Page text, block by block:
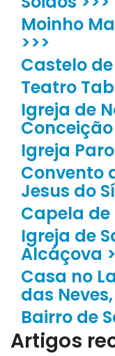
Moinho
>>>
Castelo
Teatro
Igreja de
Conceição
Igreja
Convento
Jesus do
Capela de
Igreja de
Alcáçova
Casa no
das Neves,
Bairro de
Artigos